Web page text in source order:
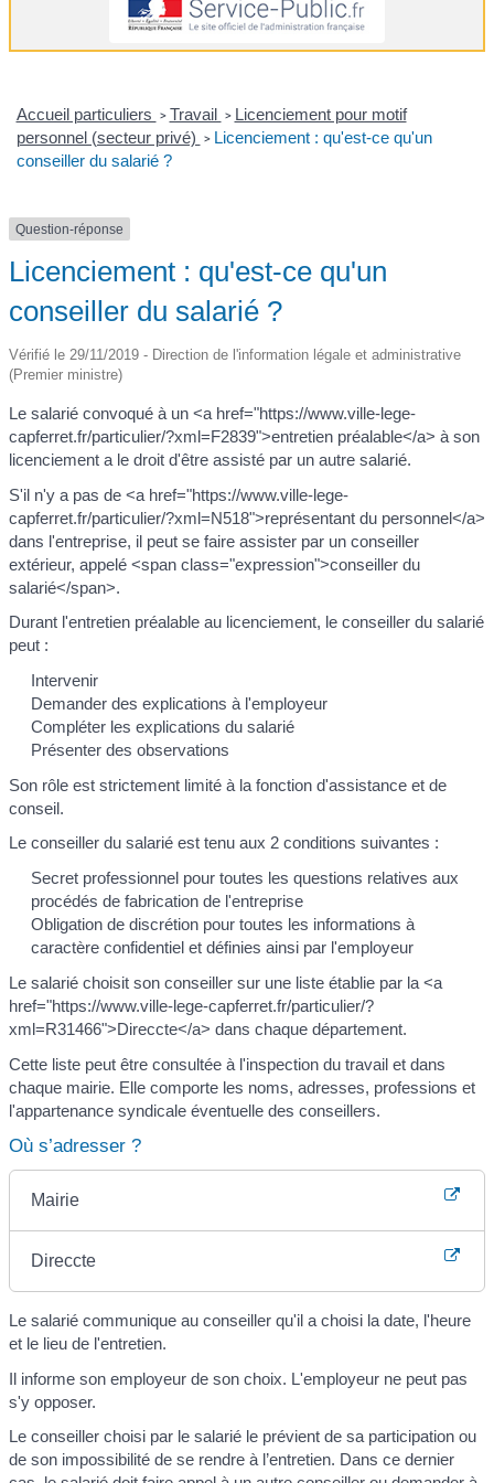
Accueil particuliers > Travail > Licenciement pour motif
personnel (secteur privé) > Licenciement : qu'est-ce qu'un
conseiller du salarié ?
Question-réponse
Licenciement : qu'est-ce qu'un
conseiller du salarié ?
Vérifié le 29/11/2019 - Direction de l'information légale et administrative
(Premier ministre)
Le salarié convoqué à un <a href="https://www.ville-lege-
capferret.fr/particulier/?xml=F2839">entretien préalable</a> à son
licenciement a le droit d'être assisté par un autre salarié.
S'il n'y a pas de <a href="https://www.ville-lege-
capferret.fr/particulier/?xml=N518">représentant du personnel</a>
dans l'entreprise, il peut se faire assister par un conseiller
extérieur, appelé <span class="expression">conseiller du
salarié</span>.
Durant l'entretien préalable au licenciement, le conseiller du salarié
peut :
Intervenir
Demander des explications à l'employeur
Compléter les explications du salarié
Présenter des observations
Son rôle est strictement limité à la fonction d'assistance et de
conseil.
Le conseiller du salarié est tenu aux 2 conditions suivantes :
Secret professionnel pour toutes les questions relatives aux
procédés de fabrication de l'entreprise
Obligation de discrétion pour toutes les informations à
caractère confidentiel et définies ainsi par l'employeur
Le salarié choisit son conseiller sur une liste établie par la <a
href="https://www.ville-lege-capferret.fr/particulier/?
xml=R31466">Direccte</a> dans chaque département.
Cette liste peut être consultée à l'inspection du travail et dans
chaque mairie. Elle comporte les noms, adresses, professions et
l'appartenance syndicale éventuelle des conseillers.
Où s’adresser ?
Mairie
Direccte
Le salarié communique au conseiller qu'il a choisi la date, l'heure
et le lieu de l'entretien.
Il informe son employeur de son choix. L'employeur ne peut pas
s'y opposer.
Le conseiller choisi par le salarié le prévient de sa participation ou
de son impossibilité de se rendre à l’entretien. Dans ce dernier